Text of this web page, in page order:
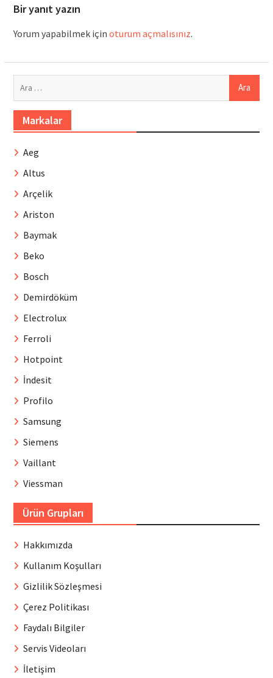
Bir yanıt yazın
Yorum yapabilmek için oturum açmalısınız.
Markalar
Aeg
Altus
Arçelik
Ariston
Baymak
Beko
Bosch
Demirdöküm
Electrolux
Ferroli
Hotpoint
İndesit
Profilo
Samsung
Siemens
Vaillant
Viessman
Ürün Grupları
Hakkımızda
Kullanım Koşulları
Gizlilik Sözleşmesi
Çerez Politikası
Faydalı Bilgiler
Servis Videoları
İletişim